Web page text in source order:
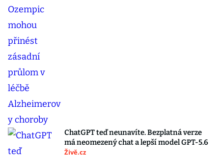
ChatGPT teď neunavíte. Bezplatná verze
má neomezený chat a lepší model GPT-5.6
Živě.cz